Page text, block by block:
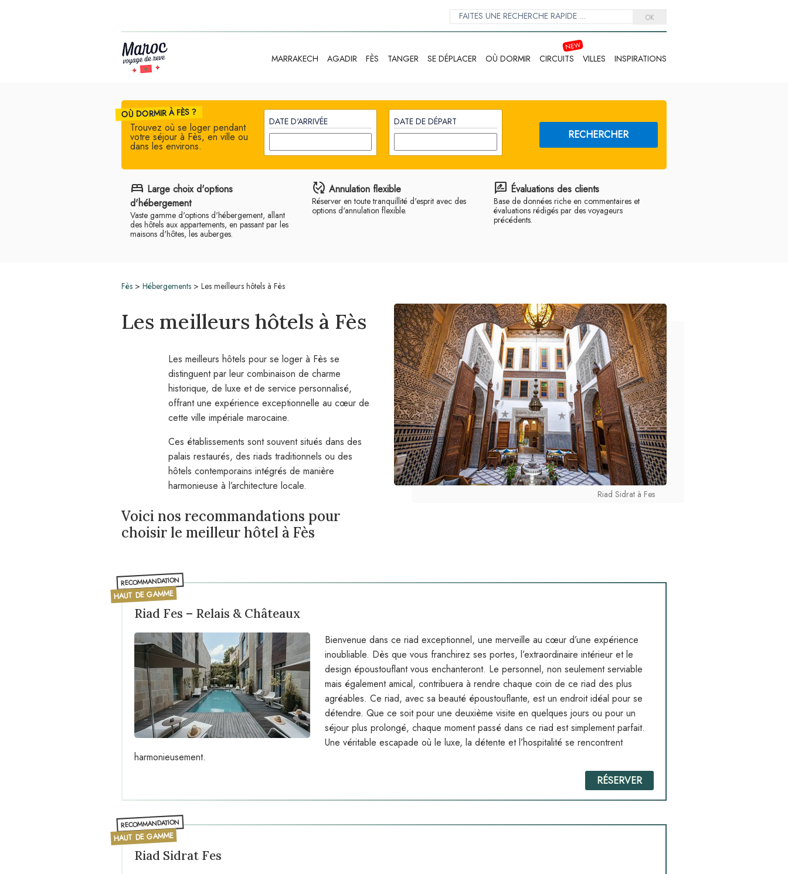
OK
MARRAKECH AGADIR FÈS TANGER SE DÉPLACER OÙ DORMIR CIRCUITS VILLES INSPIRATIONS
OÙ DORMIR À FÈS ?
Trouvez où se loger pendant
votre séjour à Fès, en ville ou
dans les environs.
DATE D'ARRIVÉE DATE DE DÉPART
RECHERCHER
bed Large choix d'options
d'hébergement
Vaste gamme d'options d'hébergement, allant
des hôtels aux appartements, en passant par les
maisons d'hôtes, les auberges.
published_with_changes Annulation flexible
Réserver en toute tranquillité d'esprit avec des
options d'annulation flexible.
rate_review Évaluations des clients
Base de données riche en commentaires et
évaluations rédigés par des voyageurs
précédents.
Fès > Hébergements > Les meilleurs hôtels à Fès
Riad Sidrat à Fes
Les meilleurs hôtels à Fès
Les meilleurs hôtels pour se loger à Fès se
distinguent par leur combinaison de charme
historique, de luxe et de service personnalisé,
offrant une expérience exceptionnelle au cœur de
cette ville impériale marocaine.
Ces établissements sont souvent situés dans des
palais restaurés, des riads traditionnels ou des
hôtels contemporains intégrés de manière
harmonieuse à l’architecture locale.
Voici nos recommandations pour
choisir le meilleur hôtel à Fès
RECOMMANDATION
HAUT DE GAMME
Riad Fes – Relais & Châteaux
Bienvenue dans ce riad exceptionnel, une merveille au cœur d’une expérience
inoubliable. Dès que vous franchirez ses portes, l’extraordinaire intérieur et le
design époustouflant vous enchanteront. Le personnel, non seulement serviable
mais également amical, contribuera à rendre chaque coin de ce riad des plus
agréables. Ce riad, avec sa beauté époustouflante, est un endroit idéal pour se
détendre. Que ce soit pour une deuxième visite en quelques jours ou pour un
séjour plus prolongé, chaque moment passé dans ce riad est simplement parfait.
Une véritable escapade où le luxe, la détente et l’hospitalité se rencontrent
harmonieusement.
RÉSERVER
RECOMMANDATION
HAUT DE GAMME
Riad Sidrat Fes